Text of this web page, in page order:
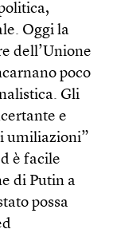
Oggi la
dell’Unione
poco
Gli
e
umiliazioni”
è facile
di Putin a
possa